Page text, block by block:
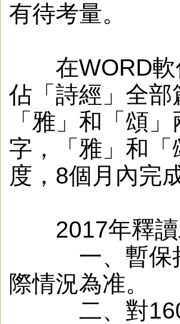
有待考量。
在WORD軟
佔「詩經」全
「雅」和「頌
字，「雅」和
度，8個月內完
2017年釋讀
一、暫保持
際情況為准。
二、對160篇